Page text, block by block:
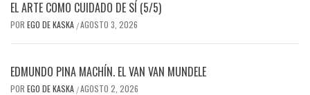
EL ARTE COMO CUIDADO DE SÍ (5/5)
POR EGO DE KASKA /AGOSTO 3, 2026
EDMUNDO PINA MACHÍN. EL VAN VAN MUNDELE
POR EGO DE KASKA /AGOSTO 2, 2026